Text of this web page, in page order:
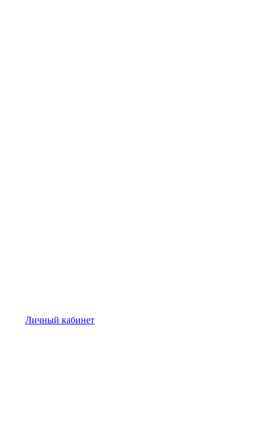
Личный кабинет